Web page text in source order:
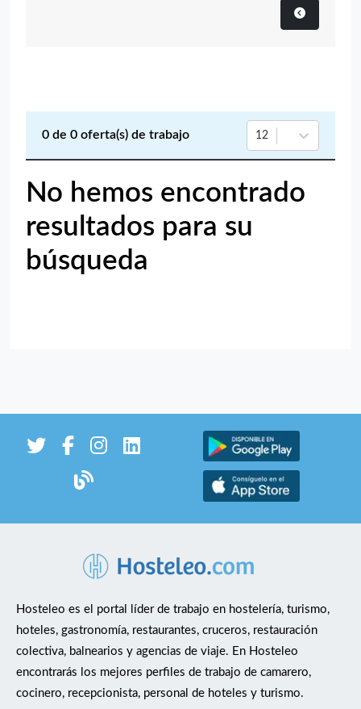
0 de 0 oferta(s) de trabajo 12
No hemos encontrado
resultados para su
búsqueda
Hosteleo es el portal líder de trabajo en hostelería, turismo,
hoteles, gastronomía, restaurantes, cruceros, restauración
colectiva, balnearios y agencias de viaje. En Hosteleo
encontrarás los mejores perfiles de trabajo de camarero,
cocinero, recepcionista, personal de hoteles y turismo.